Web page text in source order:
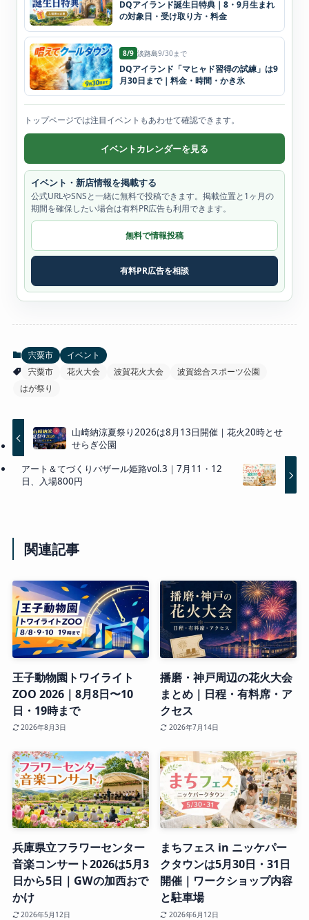
DQアイランド誕生日特典｜8・9月生まれ
の対象日・受け取り方・料金
8/9 淡路島9/30まで
DQアイランド「マヒャド習得の試練」は9
月30日まで｜料金・時間・かき氷
トップページでは注目イベントもあわせて確認できます。
イベントカレンダーを見る
イベント・新店情報を掲載する
公式URLやSNSと一緒に無料で投稿できます。掲載位置と1ヶ月の
期間を確保したい場合は有料PR広告も利用できます。
無料で情報投稿
有料PR広告を相談
宍粟市
イベント
宍粟市
花火大会 波賀花火大会
波賀総合スポーツ公園
はが祭り
山崎納涼夏祭り2026は8月13日開催｜花火20時とせ
せらぎ公園
アート＆てづくりバザール姫路vol.3｜7月11・12
日、入場800円
関連記事
王子動物園トワイライト
ZOO 2026｜8月8日〜10
日・19時まで
2026年8月3日
播磨・神戸周辺の花火大会
まとめ｜日程・有料席・ア
クセス
2026年7月14日
兵庫県立フラワーセンター
音楽コンサート2026は5月3
日から5日｜GWの加西おで
かけ
2026年5月12日
まちフェス in ニッケパー
クタウンは5月30日・31日
開催｜ワークショップ内容
と駐車場
2026年6月12日